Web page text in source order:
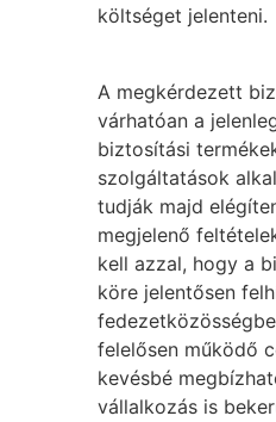
költséget jelenteni.
A megkérdezett
várhatóan a
biztosítási
szolgáltatások
tudják majd
megjelenő
kell azzal, hogy a
köre jelentősen
felelősen működő
kevésbé
vállalkozás is